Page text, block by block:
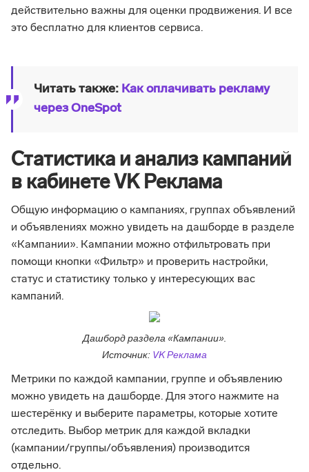
действительно важны для оценки продвижения. И все
это бесплатно для клиентов сервиса.
Читать также: Как оплачивать рекламу
через OneSpot
Статистика и анализ кампаний
в кабинете VK Реклама
Общую информацию о кампаниях, группах объявлений
и объявлениях можно увидеть на дашборде в разделе
«Кампании». Кампании можно отфильтровать при
помощи кнопки «Фильтр» и проверить настройки,
статус и статистику только у интересующих вас
кампаний.
Дашборд раздела «Кампании».
Источник: VK Реклама
Метрики по каждой кампании, группе и объявлению
можно увидеть на дашборде. Для этого нажмите на
шестерёнку и выберите параметры, которые хотите
отследить. Выбор метрик для каждой вкладки
(кампании/группы/объявления) производится
отдельно.